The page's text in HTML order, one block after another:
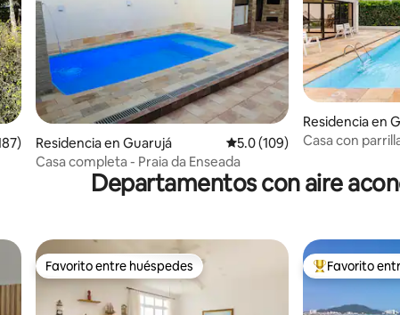
promedio: 4.89 de 5; 187 evaluaciones
Residencia en Guarujá Calificación promedio: 5.0
5.0 (109)
Casa completa - Praia da Enseada
Residencia en
Casa con
Departamentos con aire
Favorito entre huéspedes
Favorito entre huéspedes De los
Favorito